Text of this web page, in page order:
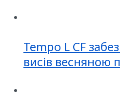
Tempo L CF
висів весняною